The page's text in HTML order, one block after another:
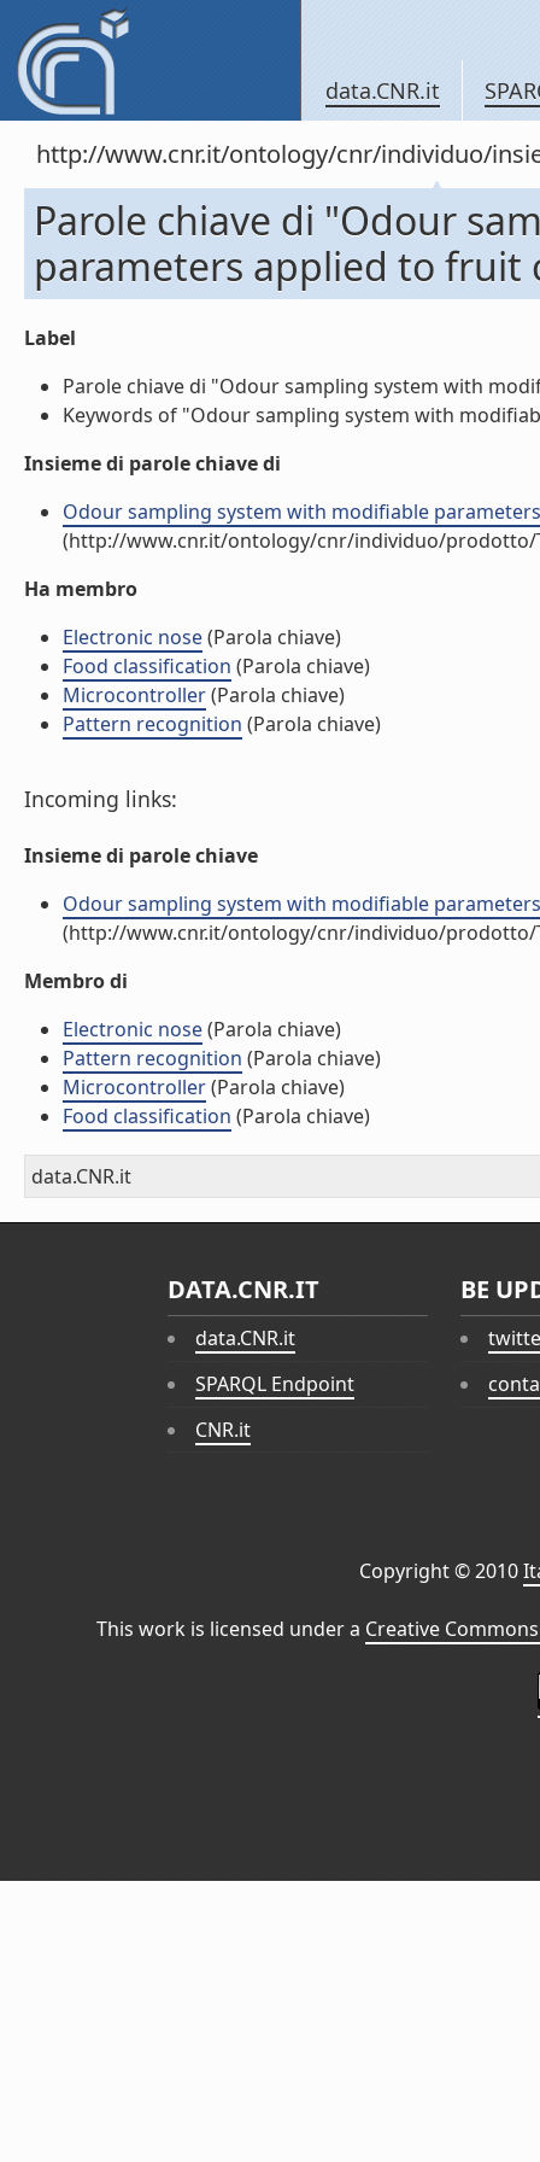
data.CNR.it
http://www.cnr.it/ontology/cnr/individuo/
Parole chiave di "Odour
parameters applied to fruit
Label
Parole chiave di "Odour sampling system with
Keywords of "Odour sampling system with
Insieme di parole chiave di
Odour sampling system with modifiable
(http://www.cnr.it/ontology/cnr/individuo/prodotto/
Ha membro
Electronic nose(Parola chiave)
Food classification (Parola chiave)
Microcontroller(Parola chiave)
Pattern recognition (Parola chiave)
Incoming links:
Insieme di parole chiave
Odour sampling system with modifiable
(http://www.cnr.it/ontology/cnr/individuo/prodotto/
Membro di
Electronic nose(Parola chiave)
Pattern recognition (Parola chiave)
Microcontroller(Parola chiave)
Food classification (Parola chiave)
data.CNR.it
DATA.CNR.IT
data.CNR.it
SPARQL Endpoint
CNR.it
BE
Copyright © 2010
This work is licensed under a Creative